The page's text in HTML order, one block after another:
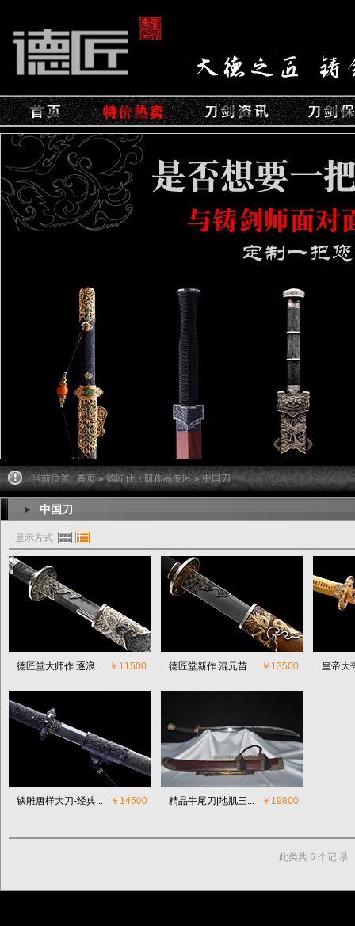
当前位置: 首页»德匠仕上研作品专区» 中国刀
中国刀
显示方式
德匠堂大师作.逐浪... ￥11500 德匠堂新作.混元苗... ￥13500 皇帝大
铁雕唐样大刀-经典... ￥14500 精品牛尾刀|地肌三... ￥19800
此类共 6 个记 录